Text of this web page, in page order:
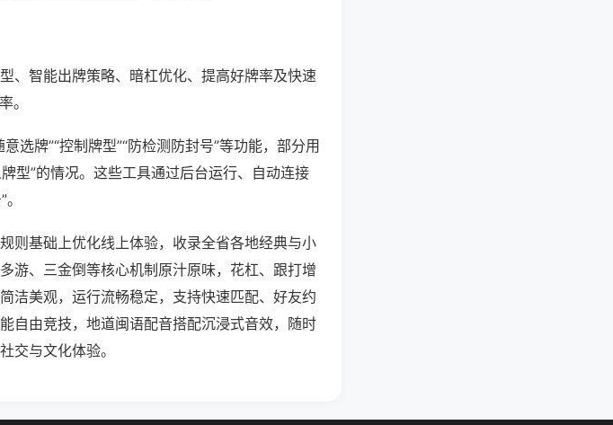
、智能出牌策略、暗杠优化、提高好牌率及快速
。
选牌”“控制牌型”“防检测防封号”等功能，部分用
型”的情况。这些工具通过后台运行、自动连接
则基础上优化线上体验，收录全省各地经典与小
游、三金倒等核心机制原汁原味，花杠、跟打增
洁美观，运行流畅稳定，支持快速匹配、好友约
自由竞技，地道闽语配音搭配沉浸式音效，随时
交与文化体验。